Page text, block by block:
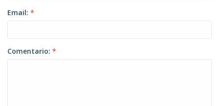
Email: *
Comentario: *